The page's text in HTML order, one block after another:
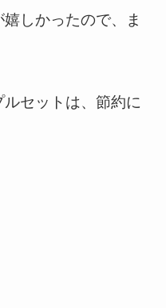
しかったので、ま
セットは、節約に